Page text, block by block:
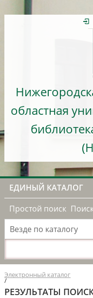
областная
ЕДИНЫЙ КАТАЛОГ
Простой поиск
Везде по каталогу
Электронный каталог
/
РЕЗУЛЬТАТЫ